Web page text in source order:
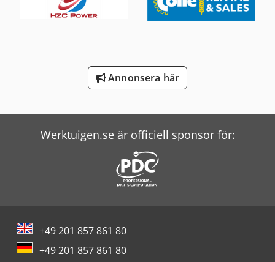
Volvo Asfaltsläggare
Volvo Minigrävare
Windmöller & Hölscher Maskiner För Påsar
Wolf Filter
Annonsera här
Werktuigen.se är officiell sponsor för:
+49 201 857 861 80
+49 201 857 861 80